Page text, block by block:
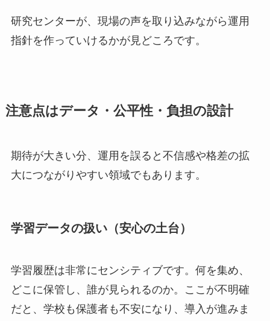
研究センターが、現場の声を取り込みながら運用
指針を作っていけるかが見どころです。
注意点はデータ・公平性・負担の設計
期待が大きい分、運用を誤ると不信感や格差の拡
大につながりやすい領域でもあります。
学習データの扱い（安心の土台）
学習履歴は非常にセンシティブです。何を集め、
どこに保管し、誰が見られるのか。ここが不明確
だと、学校も保護者も不安になり、導入が進みま